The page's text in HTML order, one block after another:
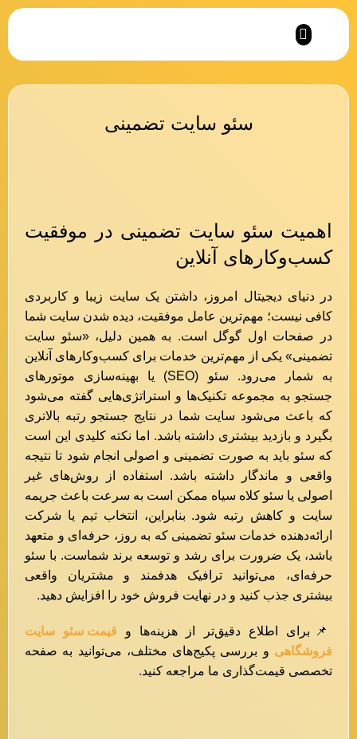
سئو سایت تضمینی
اهمیت سئو سایت تضمینی در موفقیت
کسب‌وکارهای آنلاین
در دنیای دیجیتال امروز، داشتن یک سایت زیبا و کاربردی
کافی نیست؛ مهم‌ترین عامل موفقیت، دیده شدن سایت شما
در صفحات اول گوگل است. به همین دلیل، «سئو سایت
تضمینی» یکی از مهم‌ترین خدمات برای کسب‌وکارهای آنلاین
به شمار می‌رود. سئو (SEO) یا بهینه‌سازی موتورهای
جستجو به مجموعه تکنیک‌ها و استراتژی‌هایی گفته می‌شود
که باعث می‌شود سایت شما در نتایج جستجو رتبه بالاتری
بگیرد و بازدید بیشتری داشته باشد. اما نکته کلیدی این است
که سئو باید به صورت تضمینی و اصولی انجام شود تا نتیجه
واقعی و ماندگار داشته باشد. استفاده از روش‌های غیر
اصولی یا سئو کلاه سیاه ممکن است به سرعت باعث جریمه
سایت و کاهش رتبه شود. بنابراین، انتخاب تیم یا شرکت
ارائه‌دهنده خدمات سئو تضمینی که به روز، حرفه‌ای و متعهد
باشد، یک ضرورت برای رشد و توسعه برند شماست. با سئو
حرفه‌ای، می‌توانید ترافیک هدفمند و مشتریان واقعی
بیشتری جذب کنید و در نهایت فروش خود را افزایش دهید.
📌برای اطلاع دقیق‌تر از هزینه‌ها و قیمت سئو سایت
فروشگاهی و بررسی پکیج‌های مختلف، می‌توانید به صفحه
تخصصی قیمت‌گذاری ما مراجعه کنید.